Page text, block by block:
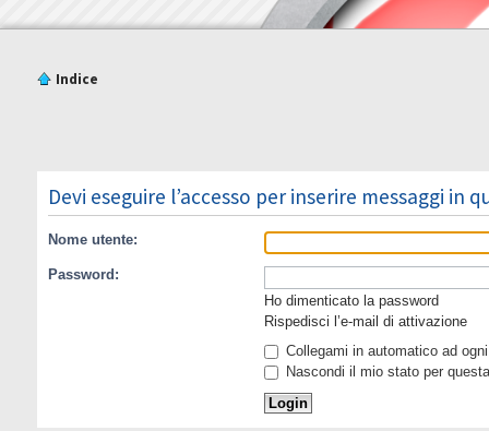
Indice
Devi eseguire l’accesso per inserire messaggi in
Nome utente:
Password:
Ho dimenticato la password
Rispedisci l’e-mail di attivazione
Collegami in automatico ad
Nascondi il mio stato per